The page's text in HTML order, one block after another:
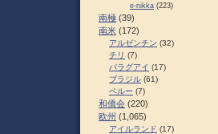
e-nikka (223)
南極 (39)
南米 (172)
アルゼンチン (32)
チリ (7)
パラグアイ (17)
ブラジル (61)
ペルー (7)
和僑会 (220)
欧州 (1,065)
アイルランド (17)